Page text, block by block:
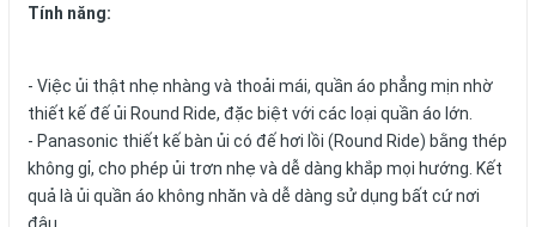
Tính năng:
- Việc ủi thật nhẹ nhàng và thoải mái, quần áo phẳng mịn nhờ
thiết kế đế ủi Round Ride, đặc biệt với các loại quần áo lớn.
- Panasonic thiết kế bàn ủi có đế hơi lồi (Round Ride) bằng thép
không gỉ, cho phép ủi trơn nhẹ và dễ dàng khắp mọi hướng. Kết
quả là ủi quần áo không nhăn và dễ dàng sử dụng bất cứ nơi